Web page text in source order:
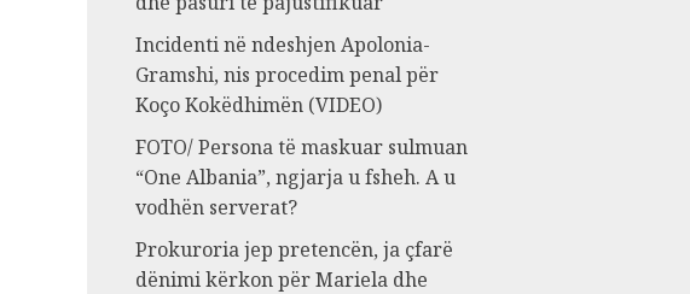
Incidenti në ndeshjen Apolonia-
Gramshi, nis procedim penal për
Koço Kokëdhimën (VIDEO)
FOTO/ Persona të maskuar sulmuan
“One Albania”, ngjarja u fsheh. A u
vodhën serverat?
Prokuroria jep pretencën, ja çfarë
dënimi kërkon për Mariela dhe